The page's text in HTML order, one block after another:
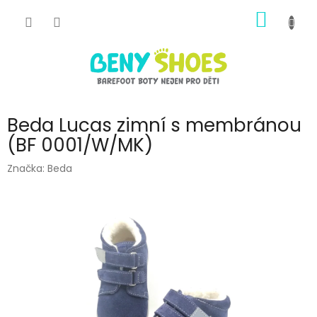
KOŠÍK
Beda Lucas zimní s membránou
(BF 0001/W/MK)
Značka: Beda